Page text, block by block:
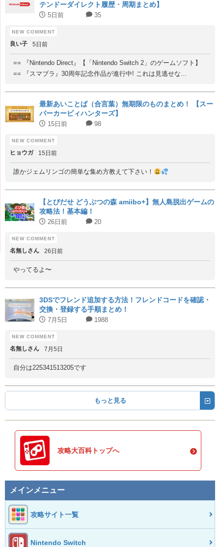
テンドーダイレクト履歴・周期まとめ】
5日前 35
良い子 5日前
== 『Nintendo Direct』【「Nintendo Switch 2」のゲームソフト】
== 『スマブラ』30周年記念作品が進行中! これは見逃せな...
最新あいことば（合言葉）無期限のものまとめ！ 【スー
パーカービィハンターズ】
15日前 98
ヒョウガ 15日前
誰かジェムリンゴの簡単な集め方教えて下さい！
【とびだせ どうぶつの森 amiibo+】無人島脱出ゲームの
攻略法！基本編！
26日前 20
名無しさん 26日前
やってるよ〜
3DSでフレンド追加する方法！フレンドコードを確認・
交換・登録する手順まとめ！
7月5日 1988
名無しさん 7月5日
自分は225341513205です
もっと見る
攻略大百科トップへ
メインメニュー
攻略サイト一覧
Nintendo Switch